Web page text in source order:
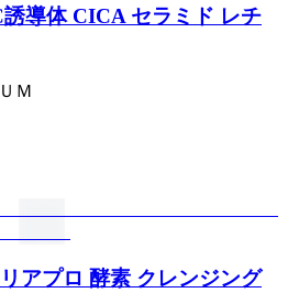
導体 CICA セラミド レチ
Ｍ
アプロ 酵素 クレンジング